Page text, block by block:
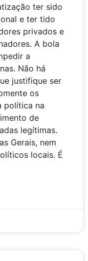
ter sido
e ter tido
privados e
A bola
a
Não há
justifique ser
os
política na
de
legítimas.
Gerais, nem
locais. É